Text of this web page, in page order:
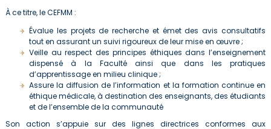
À ce titre, le CEFMM :
Évalue les projets de recherche et émet des avis consultatifs
tout en assurant un suivi rigoureux de leur mise en œuvre ;
Veille au respect des principes éthiques dans l’enseignement
dispensé à la Faculté ainsi que dans les pratiques
d’apprentissage en milieu clinique ;
Assure la diffusion de l’information et la formation continue en
éthique médicale, à destination des enseignants, des étudiants
et de l’ensemble de la communauté
Son action s’appuie sur des lignes directrices conformes aux